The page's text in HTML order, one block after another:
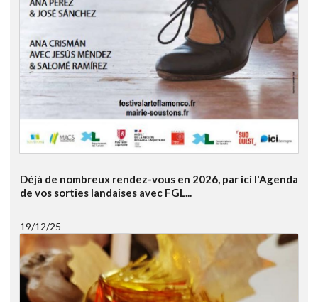
Déjà de nombreux rendez-vous en 2026, par ici l'Agenda
de vos sorties landaises avec FGL...
19/12/25